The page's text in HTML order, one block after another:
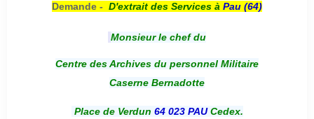
Demande - D'extrait des Services à Pau (64)
Monsieur le chef du
Centre des Archives du personnel Militaire
Caserne Bernadotte
Place de Verdun 64 023 PAUCedex.